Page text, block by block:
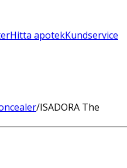
Hitta apotekKundservice
/ISADORA The